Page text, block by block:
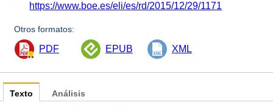
https://www.boe.es/eli/es/rd/2015/12/29/1171
Otros formatos:
PDF EPUB XML
Texto Análisis